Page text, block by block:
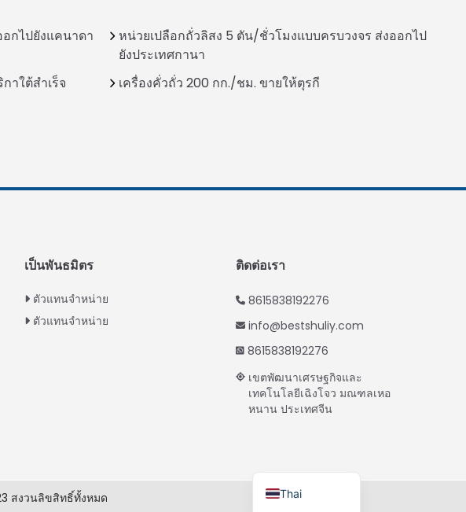
กไปยังแคนาดา
หน่วยเปลือกถั่วลิสง 5 ตัน/ชั่วโมงแบบครบวงจร ส่งออกไป
ยังประเทศกานา
าใต้สำเร็จ เครื่องคั่วถั่ว 200 กก./ชม. ขายให้ตุรกี
เป็นพันธมิตร
ตัวแทนจำหน่าย
ตัวแทนจำหน่าย
ติดต่อเรา
8615838192276
info@bestshuliy.com
8615838192276
เขตพัฒนาเศรษฐกิจและ
เทคโนโลยีเฉิงโจว มณฑลเหอ
หนาน ประเทศจีน
สงวนลิขสิทธิ์ทั้งหมด Thai
French
German
Hindi
Urdu
Italian